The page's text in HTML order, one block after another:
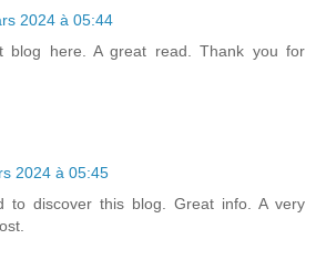
2024 à 05:44
blog here. A great read. Thank you for
2024 à 05:45
to discover this blog. Great info. A very